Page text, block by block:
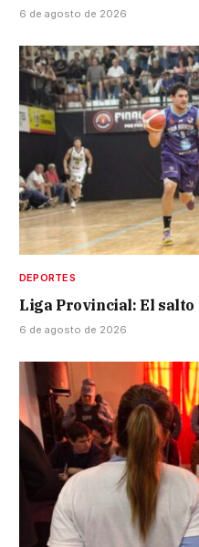
6 de agosto de 2026
DEPORTES
Liga Provincial: El
6 de agosto de 2026